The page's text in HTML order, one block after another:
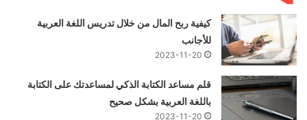
كيفية ربح المال من خلال تدريس اللغة العربية
للأجانب
2023-11-20
قلم مساعد الكتابة الذكي لمساعدتك على الكتابة
باللغة العربية بشكل صحيح
2023-11-20